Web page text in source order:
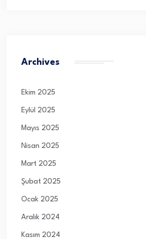
Archives
Ekim 2025
Eylül 2025
Mayıs 2025
Nisan 2025
Mart 2025
Şubat 2025
Ocak 2025
Aralık 2024
Kasım 2024